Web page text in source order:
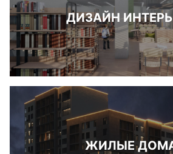
ДИЗАЙН
ЖИЛЫЕ